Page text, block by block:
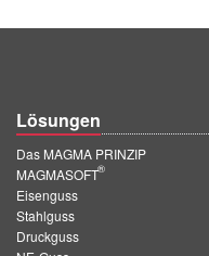
Lösungen
Das MAGMA PRINZIP
MAGMASOFT
®
Eisenguss
Stahlguss
Druckguss